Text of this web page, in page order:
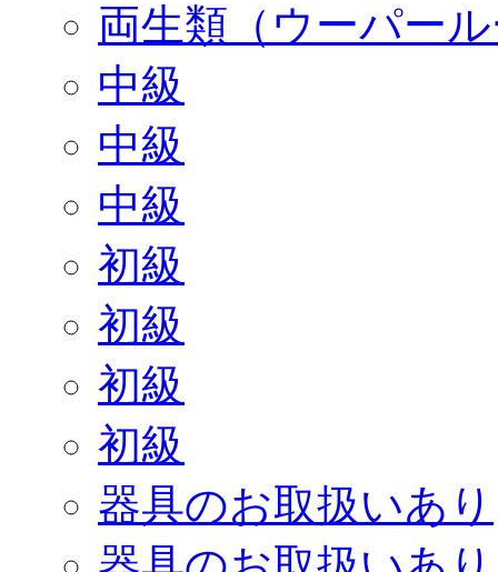
両生類（ウーパー
中級
中級
中級
初級
初級
初級
初級
器具のお取扱いあり